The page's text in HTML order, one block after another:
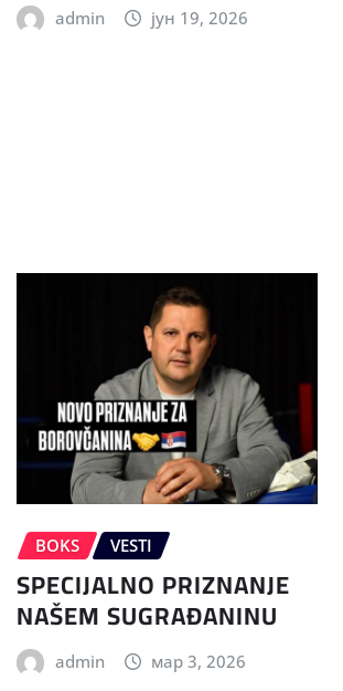
admin јун 19, 2026
BOKS VESTI
SPECIJALNO PRIZNANJE
NAŠEM SUGRAĐANINU
admin
мар 3, 2026